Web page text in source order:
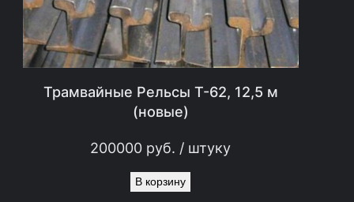
Трамвайные Рельсы Т-62, 12,5 м
(новые)
200000 руб. / штуку
В корзину